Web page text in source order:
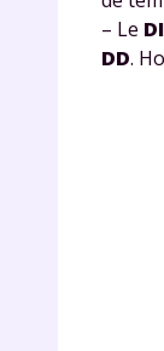
– Le
DD.